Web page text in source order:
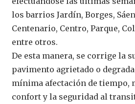
los barrios Jardín, Borges,
Centenario, Centro, Parque,
entre otros.
De esta manera, se corrige la
pavimento agrietado o
mínima afectación de tiempo,
confort y la seguridad al